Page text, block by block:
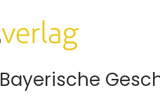
Bayerische